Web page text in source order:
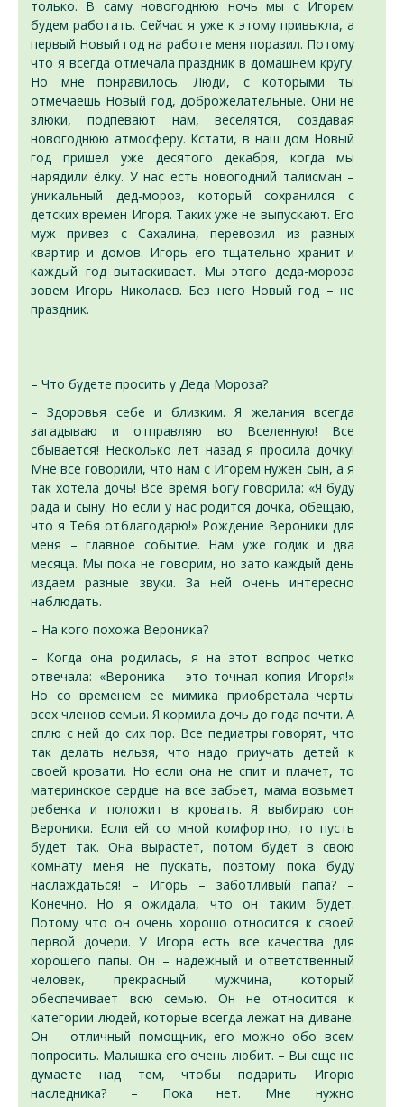
только. В саму новогоднюю ночь мы с Игорем
будем работать. Сейчас я уже к этому привыкла, а
первый Новый год на работе меня поразил. Потому
что я всегда отмечала праздник в домашнем кругу.
Но мне понравилось. Люди, с которыми ты
отмечаешь Новый год, доброжелательные. Они не
злюки, подпевают нам, веселятся, создавая
новогоднюю атмосферу. Кстати, в наш дом Новый
год пришел уже десятого декабря, когда мы
нарядили ёлку. У нас есть новогодний талисман –
уникальный дед-мороз, который сохранился с
детских времен Игоря. Таких уже не выпускают. Его
муж привез с Сахалина, перевозил из разных
квартир и домов. Игорь его тщательно хранит и
каждый год вытаскивает. Мы этого деда-мороза
зовем Игорь Николаев. Без него Новый год – не
праздник.
– Что будете просить у Деда Мороза?
– Здоровья себе и близким. Я желания всегда
загадываю и отправляю во Вселенную! Все
сбывается! Несколько лет назад я просила дочку!
Мне все говорили, что нам с Игорем нужен сын, а я
так хотела дочь! Все время Богу говорила: «Я буду
рада и сыну. Но если у нас родится дочка, обещаю,
что я Тебя отблагодарю!» Рождение Вероники для
меня – главное событие. Нам уже годик и два
месяца. Мы пока не говорим, но зато каждый день
издаем разные звуки. За ней очень интересно
наблюдать.
– На кого похожа Вероника?
– Когда она родилась, я на этот вопрос четко
отвечала: «Вероника – это точная копия Игоря!»
Но со временем ее мимика приобретала черты
всех членов семьи. Я кормила дочь до года почти. А
сплю с ней до сих пор. Все педиатры говорят, что
так делать нельзя, что надо приучать детей к
своей кровати. Но если она не спит и плачет, то
материнское сердце на все забьет, мама возьмет
ребенка и положит в кровать. Я выбираю сон
Вероники. Если ей со мной комфортно, то пусть
будет так. Она вырастет, потом будет в свою
комнату меня не пускать, поэтому пока буду
наслаждаться! – Игорь – заботливый папа? –
Конечно. Но я ожидала, что он таким будет.
Потому что он очень хорошо относится к своей
первой дочери. У Игоря есть все качества для
хорошего папы. Он – надежный и ответственный
человек, прекрасный мужчина, который
обеспечивает всю семью. Он не относится к
категории людей, которые всегда лежат на диване.
Он – отличный помощник, его можно обо всем
попросить. Малышка его очень любит. – Вы еще не
думаете над тем, чтобы подарить Игорю
наследника? – Пока нет. Мне нужно